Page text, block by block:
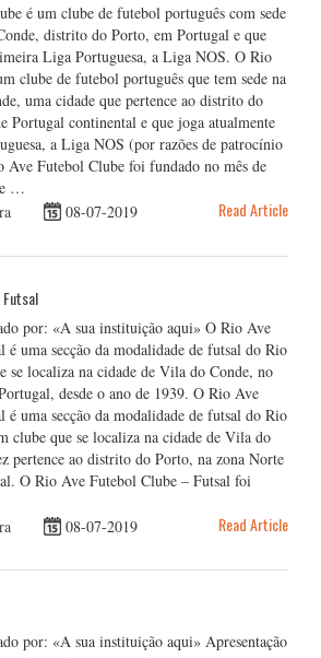
é um clube de futebol português com sede
distrito do Porto, em Portugal e que
Liga Portuguesa, a Liga NOS. O Rio
clube de futebol português que tem sede na
uma cidade que pertence ao distrito do
Portugal continental e que joga atualmente
a Liga NOS (por razões de patrocínio
Ave Futebol Clube foi fundado no mês de
…
08-07-2019 Read Article
por: «A sua instituição aqui» O Rio Ave
é uma secção da modalidade de futsal do Rio
se localiza na cidade de Vila do Conde, no
desde o ano de 1939. O Rio Ave
é uma secção da modalidade de futsal do Rio
clube que se localiza na cidade de Vila do
pertence ao distrito do Porto, na zona Norte
O Rio Ave Futebol Clube – Futsal foi
08-07-2019 Read Article
por: «A sua instituição aqui» Apresentação